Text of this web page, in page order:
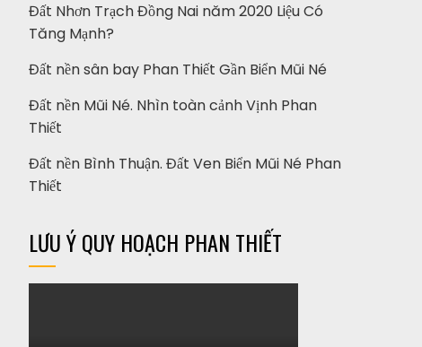
Đất Nhơn Trạch Đồng Nai năm 2020 Liệu Có
Tăng Mạnh?
Đất nền sân bay Phan Thiết Gần Biển Mũi Né
Đất nền Mũi Né. Nhìn toàn cảnh Vịnh Phan
Thiết
Đất nền Bình Thuận. Đất Ven Biển Mũi Né Phan
Thiết
LƯU Ý QUY HOẠCH PHAN THIẾT